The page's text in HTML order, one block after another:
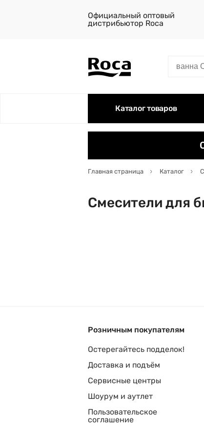
Официальный оптовый
дистрибьютор Roca
Каталог товаров
Главная страница Каталог
Смесители для
Розничным покупателям
Остерегайтесь подделок!
Доставка и подъём
Сервисные центры
Шоурум и аутлет
Пользовательское
соглашение